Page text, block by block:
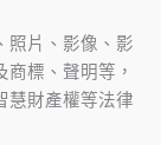
照片、影像、影
標、聲明等，
慧財產權等法律